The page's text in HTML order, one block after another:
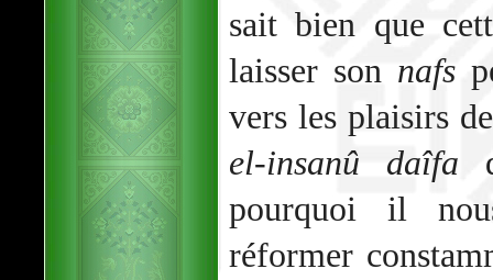
sait bien que
laisser son nafs
vers les plaisirs
el-insanû daîfa
pourquoi il
réformer